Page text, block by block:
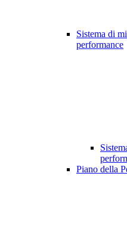
Sistema di
performance
Piano della